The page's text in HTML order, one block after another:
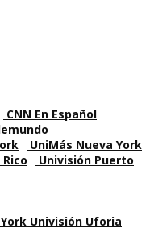
CNN En Español
UniMás Nueva York
Univisión Puerto